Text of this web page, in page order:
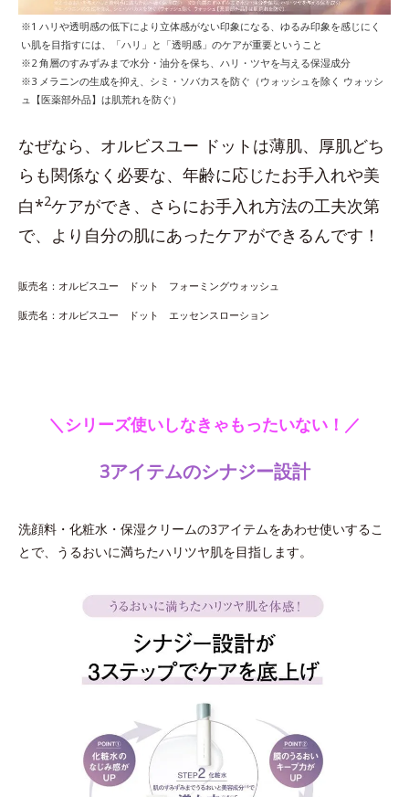
※1 ハリや透明感の低下により立体感がない印象になる、ゆるみ印象を感じにく
い肌を目指すには、「ハリ」と「透明感」のケアが重要ということ
※2 角層のすみずみまで水分・油分を保ち、ハリ・ツヤを与える保湿成分
※3 メラニンの生成を抑え、シミ・ソバカスを防ぐ（ウォッシュを除く ウォッシ
ュ【医薬部外品】は肌荒れを防ぐ）
なぜなら、オルビスユー ドットは薄肌、厚肌どち
らも関係なく必要な、年齢に応じたお手入れや美
白*2ケアができ、さらにお手入れ方法の工夫次第
で、より自分の肌にあったケアができるんです！
販売名：オルビスユー ドット フォーミングウォッシュ
販売名：オルビスユー ドット エッセンスローション
＼シリーズ使いしなきゃもったいない！／
3アイテムのシナジー設計
洗顔料・化粧水・保湿クリームの3アイテムをあわせ使いするこ
とで、うるおいに満ちたハリツヤ肌を目指します。